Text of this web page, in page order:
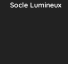
Socle Lumineux